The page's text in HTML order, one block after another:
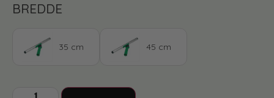
BREDDE
35 cm 45 cm